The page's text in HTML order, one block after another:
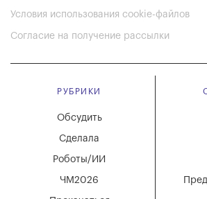
Условия использования cookie-файлов
Согласие на получение рассылки
РУБРИКИ
Обсудить
Сделала
Роботы/ИИ
ЧМ2026